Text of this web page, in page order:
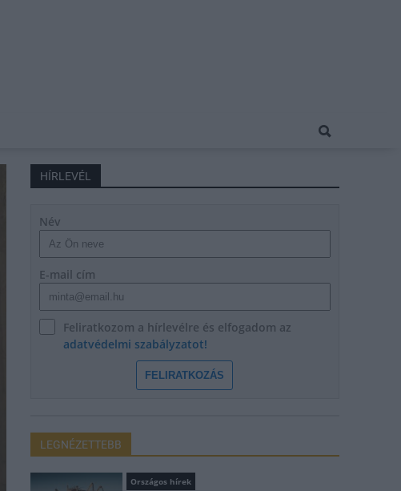
HÍRLEVÉL
Név
E-mail cím
Feliratkozom a hírlevélre és elfogadom az
adatvédelmi szabályzatot!
FELIRATKOZÁS
LEGNÉZETTEBB
Országos hírek